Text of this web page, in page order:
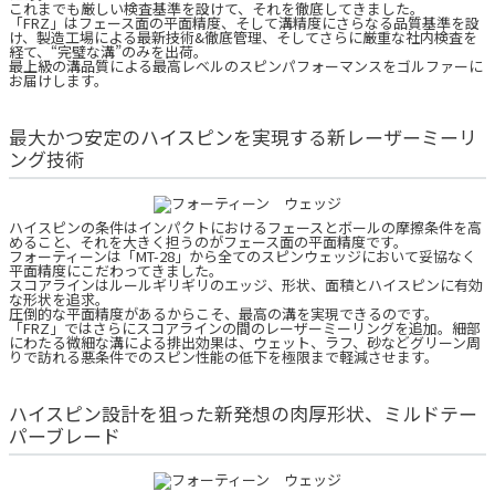
これまでも厳しい検査基準を設けて、それを徹底してきました。
「FRZ」はフェース面の平面精度、そして溝精度にさらなる品質基準を設
け、製造工場による最新技術&徹底管理、そしてさらに厳重な社内検査を
経て、“完璧な溝”のみを出荷。
最上級の溝品質による最高レベルのスピンパフォーマンスをゴルファーに
お届けします。
最大かつ安定のハイスピンを実現する新レーザーミーリ
ング技術
ハイスピンの条件はインパクトにおけるフェースとボールの摩擦条件を高
めること、それを大きく担うのがフェース面の平面精度です。
フォーティーンは「MT-28」から全てのスピンウェッジにおいて妥協なく
平面精度にこだわってきました。
スコアラインはルールギリギリのエッジ、形状、面積とハイスピンに有効
な形状を追求。
圧倒的な平面精度があるからこそ、最高の溝を実現できるのです。
「FRZ」ではさらにスコアラインの間のレーザーミーリングを追加。細部
にわたる微細な溝による排出効果は、ウェット、ラフ、砂などグリーン周
りで訪れる悪条件でのスピン性能の低下を極限まで軽減させます。
ハイスピン設計を狙った新発想の肉厚形状、ミルドテー
パーブレード